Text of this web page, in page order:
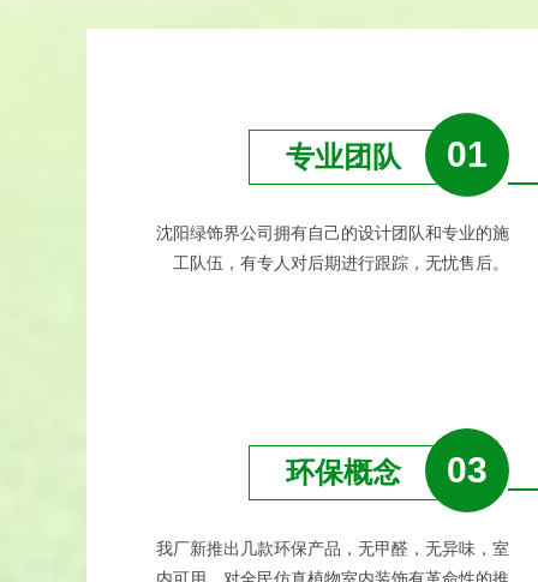
01
专业团队
沈阳绿饰界公司拥有自己的设计团队和专业的施
工队伍，有专人对后期进行跟踪，无忧售后。
03
环保概念
我厂新推出几款环保产品，无甲醛，无异味，室